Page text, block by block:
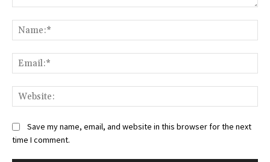
Save my name, email, and website in this browser for the next
time I comment.